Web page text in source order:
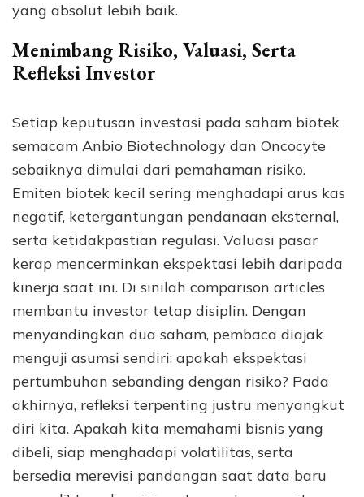
yang absolut lebih baik.
Menimbang Risiko, Valuasi, Serta
Refleksi Investor
Setiap keputusan investasi pada saham biotek
semacam Anbio Biotechnology dan Oncocyte
sebaiknya dimulai dari pemahaman risiko.
Emiten biotek kecil sering menghadapi arus kas
negatif, ketergantungan pendanaan eksternal,
serta ketidakpastian regulasi. Valuasi pasar
kerap mencerminkan ekspektasi lebih daripada
kinerja saat ini. Di sinilah comparison articles
membantu investor tetap disiplin. Dengan
menyandingkan dua saham, pembaca diajak
menguji asumsi sendiri: apakah ekspektasi
pertumbuhan sebanding dengan risiko? Pada
akhirnya, refleksi terpenting justru menyangkut
diri kita. Apakah kita memahami bisnis yang
dibeli, siap menghadapi volatilitas, serta
bersedia merevisi pandangan saat data baru